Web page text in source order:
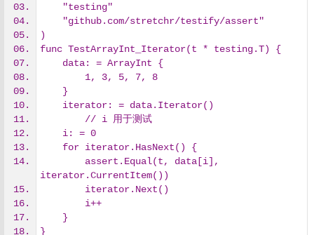
    "testing"
    "github.com/stretchr/testify/assert"
)
func TestArrayInt_Iterator(t * testing.T) {
    data: = ArrayInt {
        1, 3, 5, 7, 8
    }
    iterator: = data.Iterator()
        // i 用于测试
    i: = 0
    for iterator.HasNext() {
iterator.CurrentItem())
        iterator.Next()
        i++
    }
}